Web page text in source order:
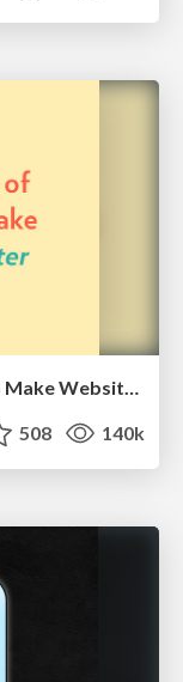
508 140k